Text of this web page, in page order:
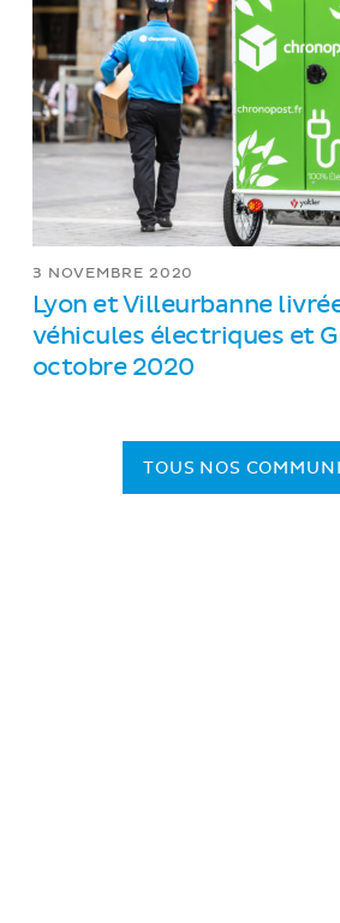
3 NOVEMBRE 2020
Lyon et Villeurbanne
véhicules électriques et
octobre 2020
TOUS NOS